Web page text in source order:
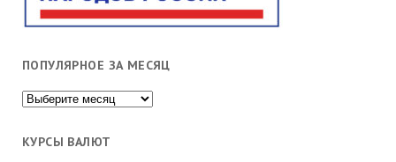
ПОПУЛЯРНОЕ ЗА МЕСЯЦ
Популярное
месяц
КУРСЫ ВАЛЮТ